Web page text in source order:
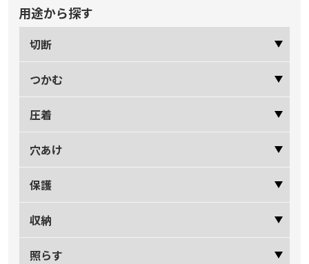
用途から探す
切断
つかむ
圧着
穴あけ
保護
収納
照らす